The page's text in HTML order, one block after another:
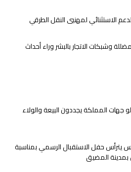
الاستثنائي لمهنيي النقل الطرقي
وشبكات الاتجار بالبشر وراء أحداث
جهات المملكة يجددون البيعة والولاء
يترأس حفل الاستقبال الرسمي بمناسبة